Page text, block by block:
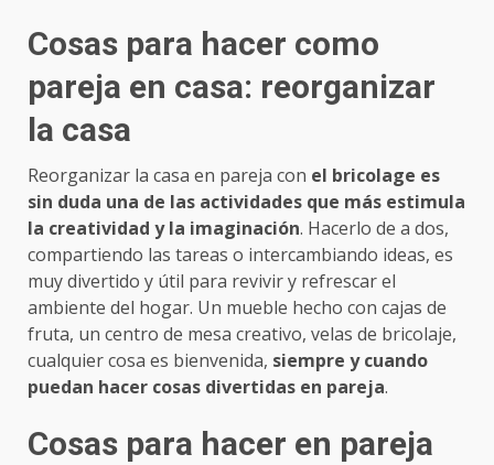
Cosas para hacer como
pareja en casa: reorganizar
la casa
Reorganizar la casa en pareja con el bricolage es
sin duda una de las actividades que más estimula
la creatividad y la imaginación. Hacerlo de a dos,
compartiendo las tareas o intercambiando ideas, es
muy divertido y útil para revivir y refrescar el
ambiente del hogar. Un mueble hecho con cajas de
fruta, un centro de mesa creativo, velas de bricolaje,
cualquier cosa es bienvenida, siempre y cuando
puedan hacer cosas divertidas en pareja.
Cosas para hacer en pareja